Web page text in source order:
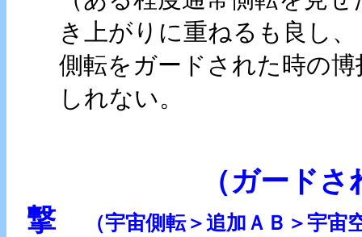
き上がりに重ねるも良し、
側転をガードされた時の
しれない。
（ガード
撃
（宇宙側転＞追加ＡＢ＞宇宙